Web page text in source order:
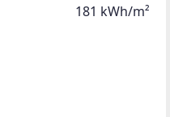
181 kWh/m²